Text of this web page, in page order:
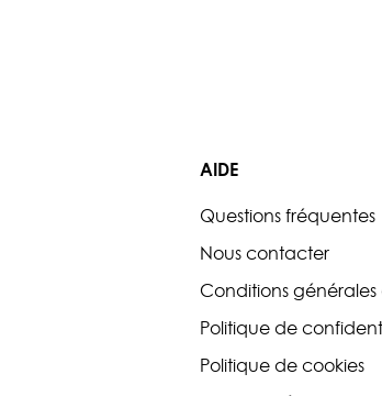
AIDE
Questions fréquentes
Nous contacter
Conditions
Politique de
Politique de cookies